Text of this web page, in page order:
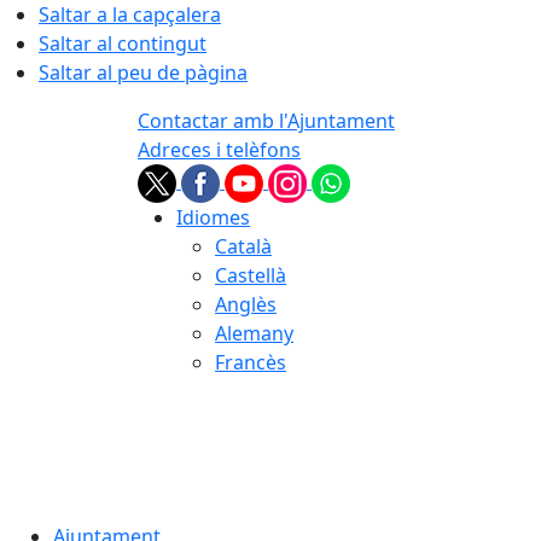
Saltar a la capçalera
Saltar al contingut
Saltar al peu de pàgina
Contactar amb l'Ajuntament
Adreces i telèfons
Idiomes
Català
Castellà
Anglès
Alemany
Francès